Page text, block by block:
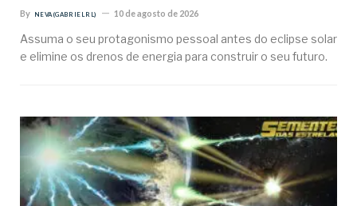
By NEVA (GABRIEL RL) 10 de agosto de 2026
Assuma o seu protagonismo pessoal antes do eclipse solar
e elimine os drenos de energia para construir o seu futuro.